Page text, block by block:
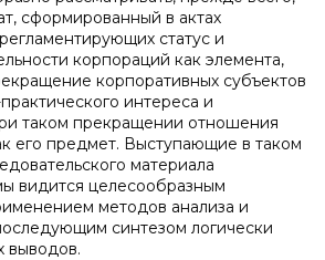
сформированный в актах
статус и
корпораций как элемента,
корпоративных субъектов
интереса и
таком прекращении отношения
его предмет. Выступающие в таком
материала
видится целесообразным
методов анализа и
синтезом логически
выводов.